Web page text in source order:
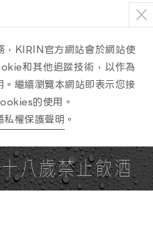
八歲禁止飲酒
，KIRIN官方網站會於網站使
和其他追蹤技術，以作為
繼續瀏覽本網站即表示您接
的使用。
權保護聲明 。